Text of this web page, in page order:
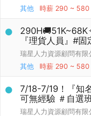
其他
時薪 290 ~ 580
『理貨人員』#
瑞星人力資源顧問有限
其他
時薪 290 ~ 580
7/18-7/19！『知
可無經驗 ＃自選
瑞星人力資源顧問有限